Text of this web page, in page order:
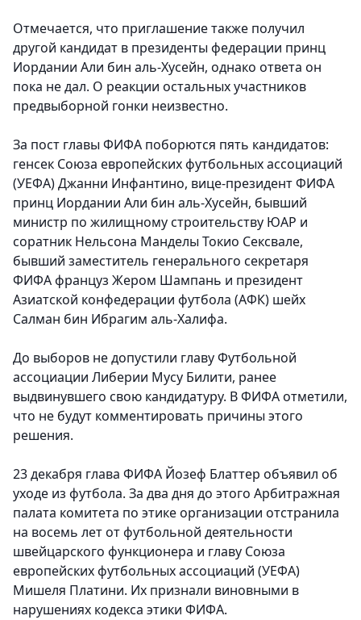
Отмечается, что приглашение также получил
другой кандидат в президенты федерации принц
Иордании Али бин аль-Хусейн, однако ответа он
пока не дал. О реакции остальных участников
предвыборной гонки неизвестно.
За пост главы ФИФА поборются пять кандидатов:
генсек Союза европейских футбольных ассоциаций
(УЕФА) Джанни Инфантино, вице-президент ФИФА
принц Иордании Али бин аль-Хусейн, бывший
министр по жилищному строительству ЮАР и
соратник Нельсона Манделы Токио Сексвале,
бывший заместитель генерального секретаря
ФИФА француз Жером Шампань и президент
Азиатской конфедерации футбола (АФК) шейх
Салман бин Ибрагим аль-Халифа.
До выборов не допустили главу Футбольной
ассоциации Либерии Мусу Билити, ранее
выдвинувшего свою кандидатуру. В ФИФА отметили,
что не будут комментировать причины этого
решения.
23 декабря глава ФИФА Йозеф Блаттер объявил об
уходе из футбола. За два дня до этого Арбитражная
палата комитета по этике организации отстранила
на восемь лет от футбольной деятельности
швейцарского функционера и главу Союза
европейских футбольных ассоциаций (УЕФА)
Мишеля Платини. Их признали виновными в
нарушениях кодекса этики ФИФА.